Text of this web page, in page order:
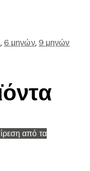
,6 μηνών,9 μηνών
από τα